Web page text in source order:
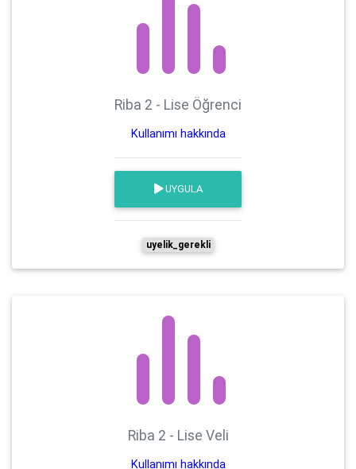
Riba 2 - Lise Öğrenci
Kullanımı hakkında
UYGULA
uyelik_gerekli
Riba 2 - Lise Veli
Kullanımı hakkında